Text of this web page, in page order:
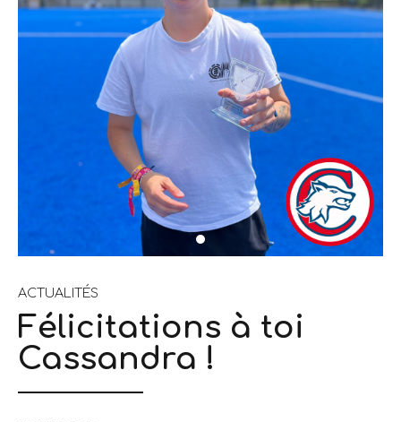
ACTUALITÉS
Félicitations à toi
Cassandra !